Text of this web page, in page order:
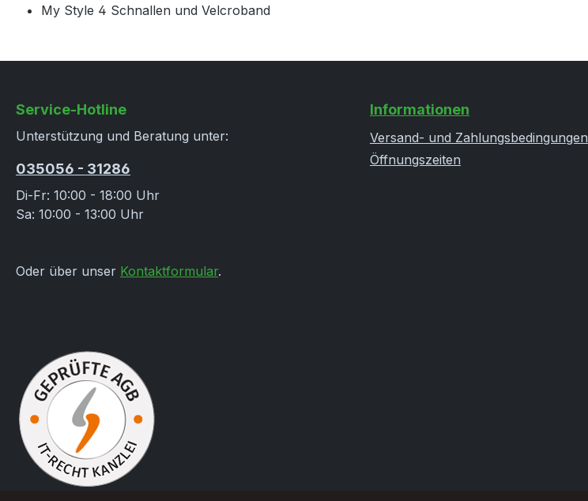
My Style 4 Schnallen und Velcroband
Service-Hotline
Unterstützung und Beratung unter:
035056 - 31286
Di-Fr: 10:00 - 18:00 Uhr
Sa: 10:00 - 13:00 Uhr
Oder über unser Kontaktformular.
Informationen
Versand- und Zahlungsbedingungen
Öffnungszeiten